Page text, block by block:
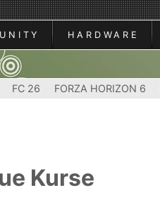
HARDWARE
FC 26 FORZA HORIZON 6
Kurse